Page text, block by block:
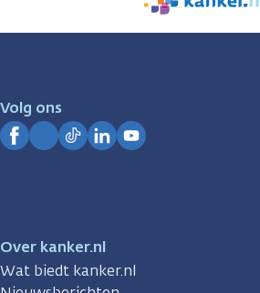
We
zijn
Volg ons
Over kanker.nl
Wat biedt kanker.nl